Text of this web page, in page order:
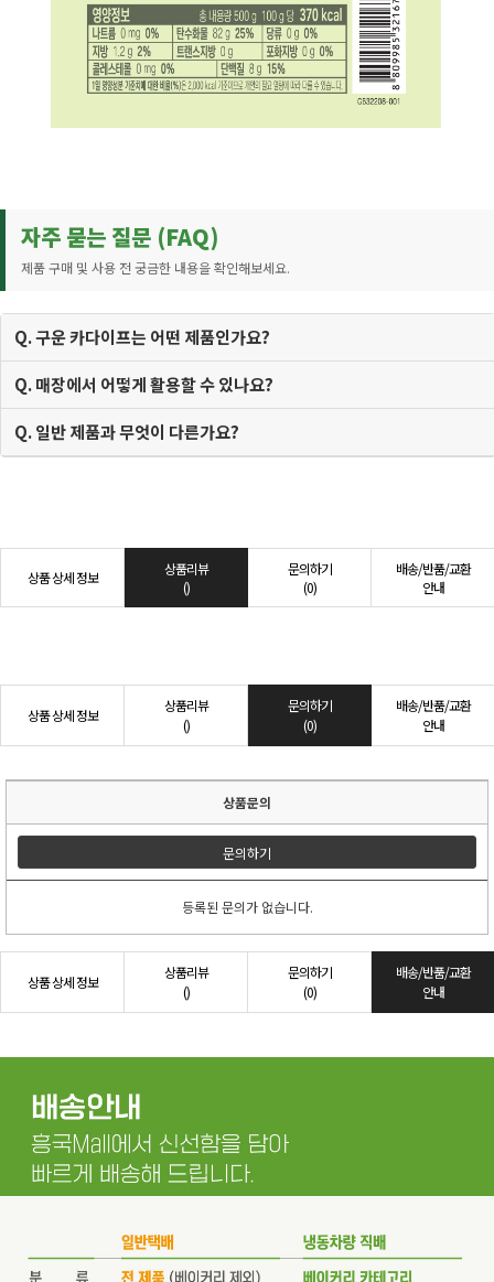
자주 묻는 질문 (FAQ)
제품 구매 및 사용 전 궁금한 내용을 확인해보세요.
Q. 구운 카다이프는 어떤 제품인가요?
Q. 매장에서 어떻게 활용할 수 있나요?
Q. 일반 제품과 무엇이 다른가요?
상품 상세 정보
상품리뷰
()
문의하기
(0)
배송/반품/교환
안내
상품 상세 정보
상품리뷰
()
문의하기
(0)
배송/반품/교환
안내
상품문의
문의하기
등록된 문의가 없습니다.
상품 상세 정보
상품리뷰
()
문의하기
(0)
배송/반품/교환
안내